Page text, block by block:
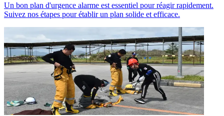
Un bon plan d'urgence alarme est essentiel pour réagir rapidement.
Suivez nos étapes pour établir un plan solide et efficace.